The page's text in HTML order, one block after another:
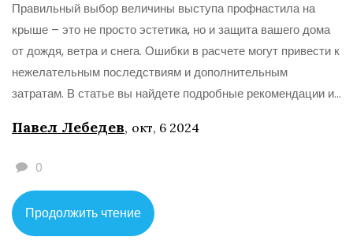
Правильный выбор величины выступа профнастила на
крыше – это не просто эстетика, но и защита вашего дома
от дождя, ветра и снега. Ошибки в расчете могут привести к
нежелательным последствиям и дополнительным
затратам. В статье вы найдете подробные рекомендации и
сделать вашу крышу долговечной. Учитывайте
этому вопросу обеспечит вам спокойствие и комфорт на
долгие годы.
Павел Лебедев, окт, 6 2024
0
Продолжить чтение